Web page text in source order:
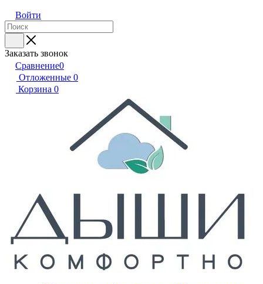
Войти
Заказать звонок
Сравнение0
Отложенные 0
Корзина 0